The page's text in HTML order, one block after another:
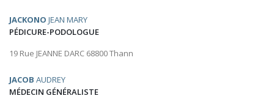
JACKONO JEAN MARY
PÉDICURE-PODOLOGUE
19 Rue JEANNE DARC 68800 Thann
JACOB AUDREY
MÉDECIN GÉNÉRALISTE